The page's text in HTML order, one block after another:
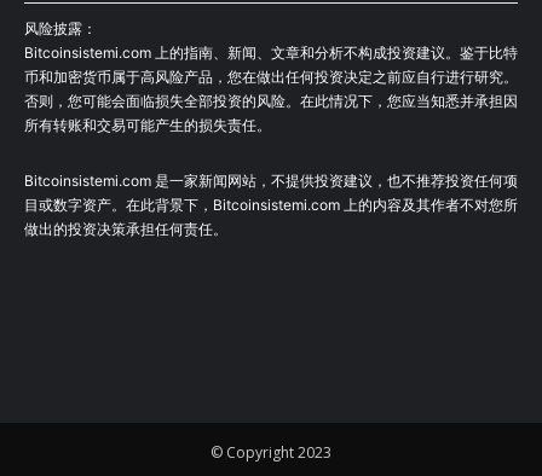
风险披露：
Bitcoinsistemi.com 上的指南、新闻、文章和分析不构成投资建议。鉴于比特
币和加密货币属于高风险产品，您在做出任何投资决定之前应自行进行研究。
否则，您可能会面临损失全部投资的风险。在此情况下，您应当知悉并承担因
所有转账和交易可能产生的损失责任。
Bitcoinsistemi.com 是一家新闻网站，不提供投资建议，也不推荐投资任何项
目或数字资产。在此背景下，Bitcoinsistemi.com 上的内容及其作者不对您所
做出的投资决策承担任何责任。
© Copyright 2023